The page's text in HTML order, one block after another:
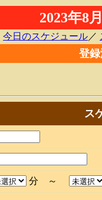
2023年8
今日のスケジュール ／
登
ス
分 ～